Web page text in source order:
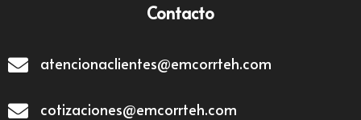
Contacto
atencionaclientes@emcorrteh.com
cotizaciones@emcorrteh.com